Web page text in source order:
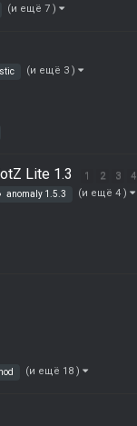
(и ещё 7 )
(и ещё 3 )
Lite 1.3 1 2 3 4
anomaly 1.5.3 (и ещё 4 )
(и ещё 18 )